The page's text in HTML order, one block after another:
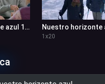
Nuestro horizonte azul 1x19
1 x20